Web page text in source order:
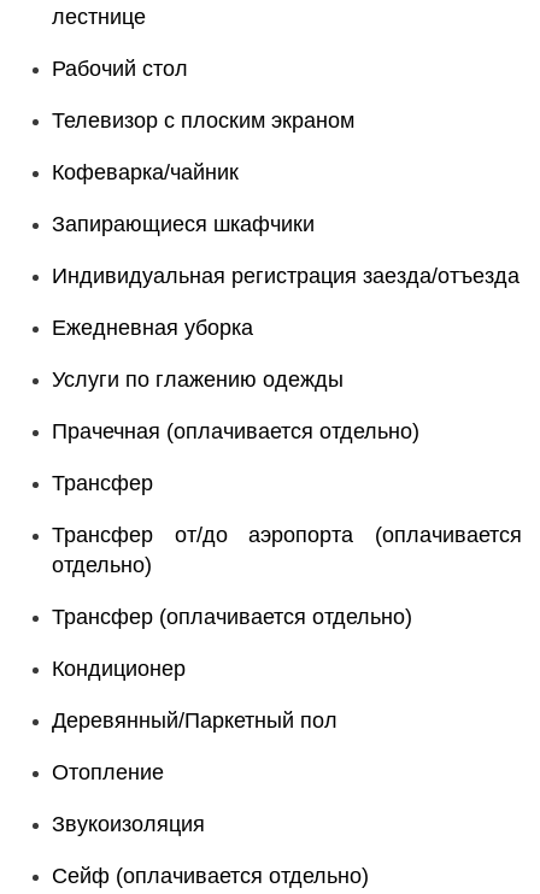
лестнице
Рабочий стол
Телевизор с плоским экраном
Кофеварка/чайник
Запирающиеся шкафчики
Индивидуальная регистрация заезда/отъезда
Ежедневная уборка
Услуги по глажению одежды
Прачечная (оплачивается отдельно)
Трансфер
Трансфер от/до аэропорта (оплачивается
отдельно)
Трансфер (оплачивается отдельно)
Кондиционер
Деревянный/Паркетный пол
Отопление
Звукоизоляция
Сейф (оплачивается отдельно)